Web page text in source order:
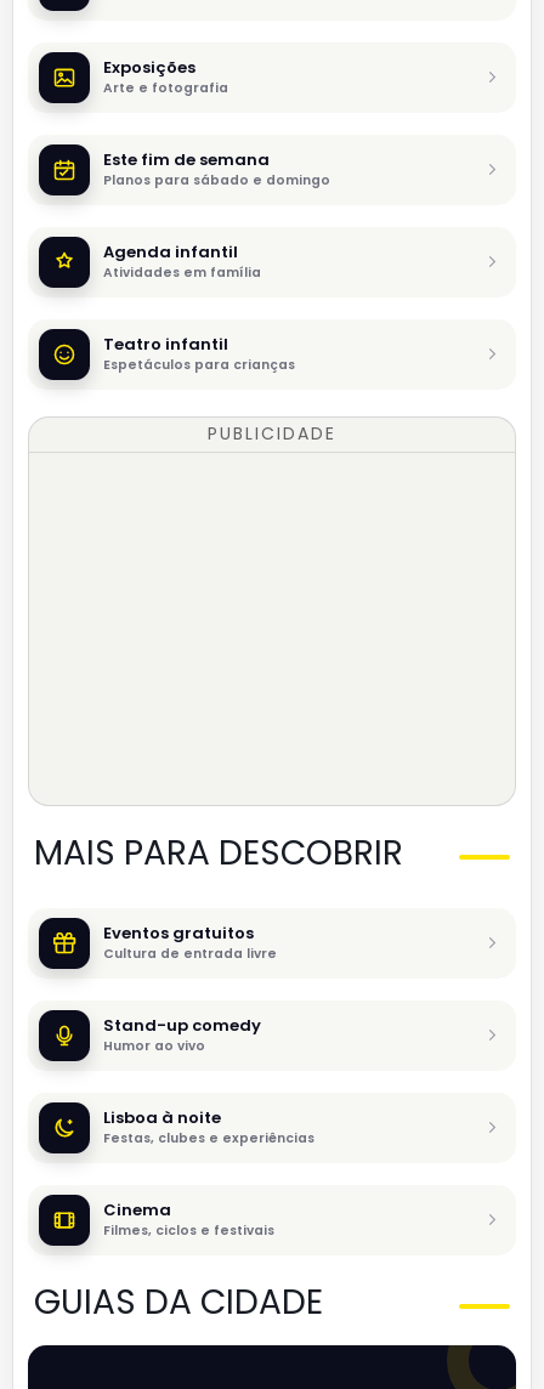
Exposições
Arte e fotografia
Este fim de semana
Planos para sábado e domingo
Agenda infantil
Atividades em família
Teatro infantil
Espetáculos para crianças
PUBLICIDADE
MAIS PARA DESCOBRIR
Eventos gratuitos
Cultura de entrada livre
Stand-up comedy
Humor ao vivo
Lisboa à noite
Festas, clubes e experiências
Cinema
Filmes, ciclos e festivais
GUIAS DA CIDADE